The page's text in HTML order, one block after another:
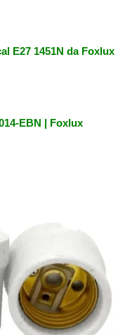
E27 1451N da Foxlux
EBN | Foxlux